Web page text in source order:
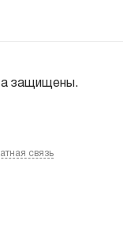
защищены.
связь